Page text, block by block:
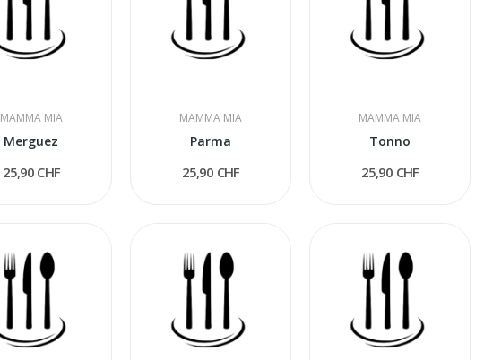
MAMMA MIA
Merguez
25,90 CHF
MAMMA MIA
Parma
25,90 CHF
MAMMA MIA
Tonno
25,90 CHF